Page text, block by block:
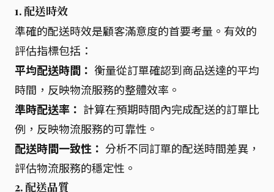
1. 配送時效
準確的配送時效是顧客滿意度的首要考量。有效的
評估指標包括：
平均配送時間： 衡量從訂單確認到商品送達的平均
時間，反映物流服務的整體效率。
準時配送率： 計算在預期時間內完成配送的訂單比
例，反映物流服務的可靠性。
配送時間一致性： 分析不同訂單的配送時間差異，
評估物流服務的穩定性。
2. 配送品質